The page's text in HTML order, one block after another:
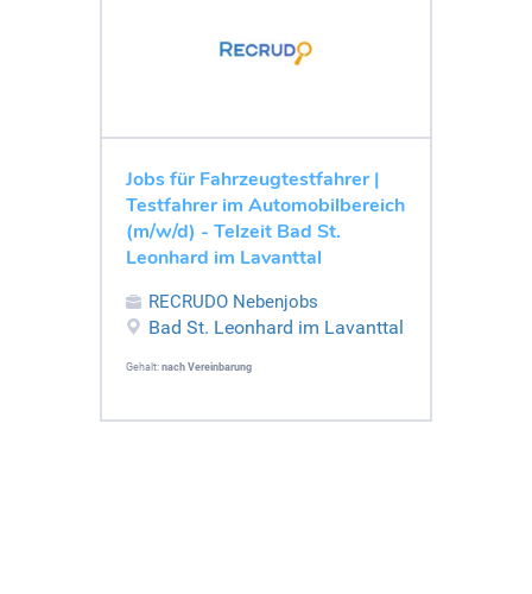
Jobs für Fahrzeugtestfahrer |
Testfahrer im Automobilbereich
(m/w/d) - Telzeit Bad St.
Leonhard im Lavanttal
RECRUDO Nebenjobs
Bad St. Leonhard im Lavanttal
Gehalt: nach Vereinbarung